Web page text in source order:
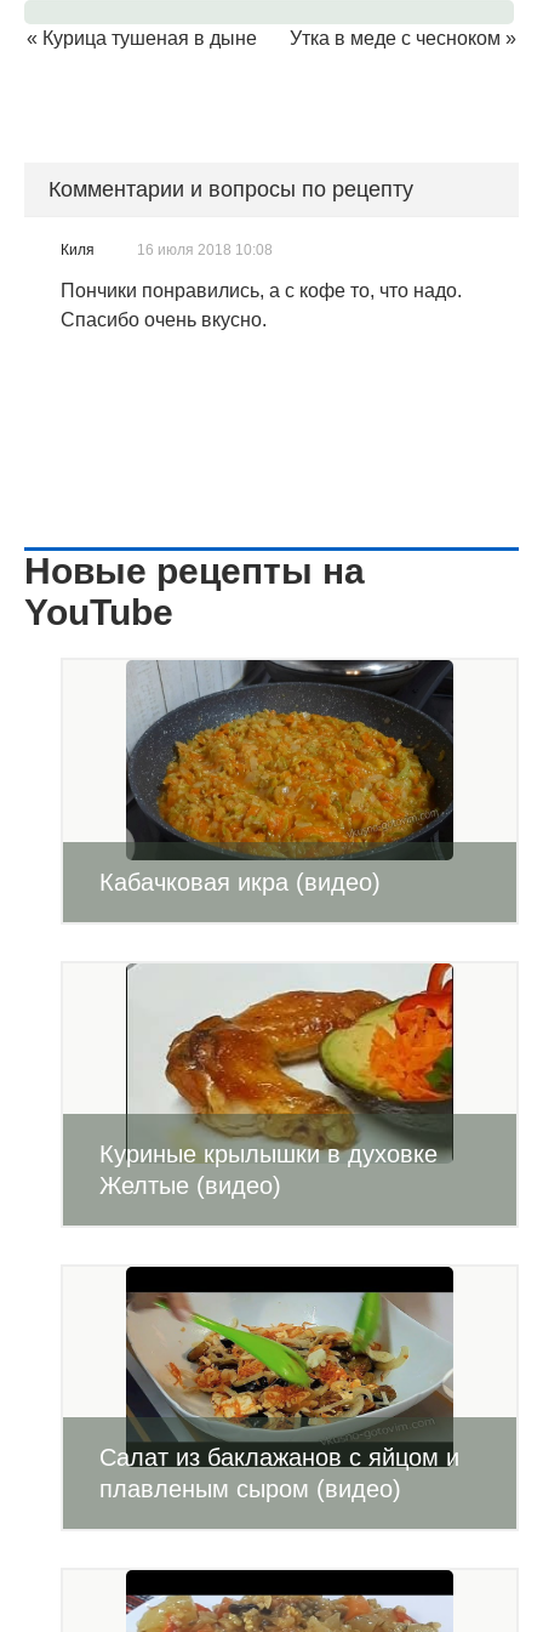
« Курица тушеная в дыне Утка в меде с чесноком »
Комментарии и вопросы по рецепту
Киля 16 июля 2018 10:08
Пончики понравились, а с кофе то, что надо.
Спасибо очень вкусно.
Новые рецепты на
YouTube
Кабачковая икра (видео)
Куриные крылышки в духовке
Желтые (видео)
Салат из баклажанов с яйцом и
плавленым сыром (видео)